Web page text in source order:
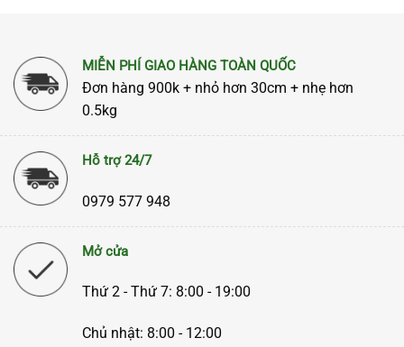
MIỄN PHÍ GIAO HÀNG TOÀN QUỐC
Đơn hàng 900k + nhỏ hơn 30cm + nhẹ hơn
0.5kg
Hỗ trợ 24/7
0979 577 948
Mở cửa
Thứ 2 - Thứ 7: 8:00 - 19:00
Chủ nhật: 8:00 - 12:00